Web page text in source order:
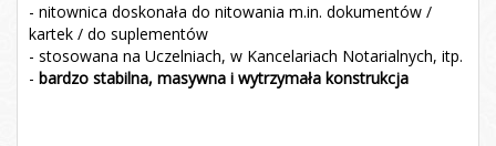
- nitownica doskonała do nitowania m.in. dokumentów /
kartek / do suplementów
- stosowana na Uczelniach, w Kancelariach Notarialnych, itp.
- bardzo stabilna, masywna i wytrzymała konstrukcja